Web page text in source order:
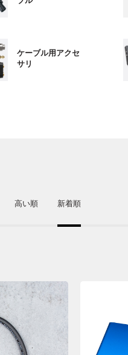
ケーブル用アクセ
サリ
高い順 新着順